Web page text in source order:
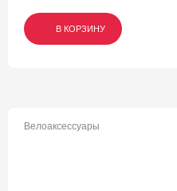
В КОРЗИНУ
В КОРЗИНУ
В КОРЗИНУ
Велоаксессуары